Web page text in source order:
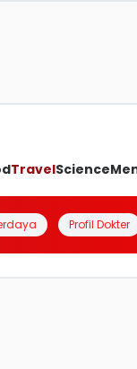
TravelScience
Profil Dokter